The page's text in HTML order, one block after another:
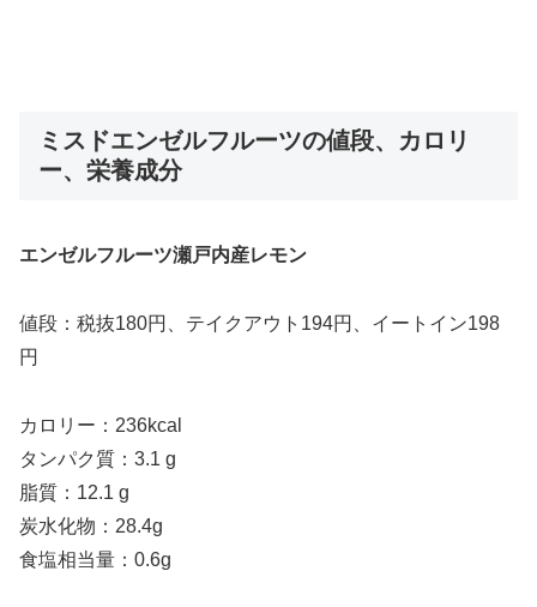
ミスドエンゼルフルーツの値段、カロリ
ー、栄養成分
エンゼルフルーツ瀬戸内産レモン
値段：税抜180円、テイクアウト194円、イートイン198
円
カロリー：236kcal
タンパク質：3.1 g
脂質：12.1 g
炭水化物：28.4g
食塩相当量：0.6g